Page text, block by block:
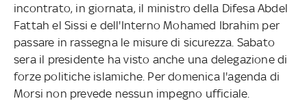
incontrato, in giornata, il ministro della Difesa Abdel
Fattah el Sissi e dell'Interno Mohamed Ibrahim per
passare in rassegna le misure di sicurezza. Sabato
sera il presidente ha visto anche una delegazione di
forze politiche islamiche. Per domenica l'agenda di
Morsi non prevede nessun impegno ufficiale.